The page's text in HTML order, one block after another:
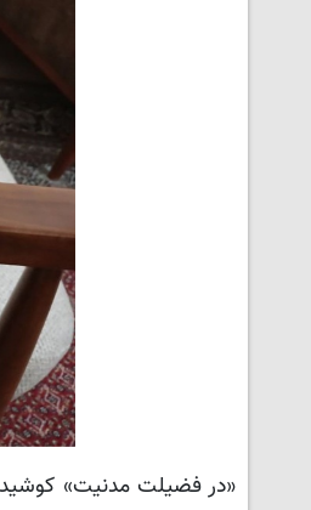
«در فضیلت مدنیت»